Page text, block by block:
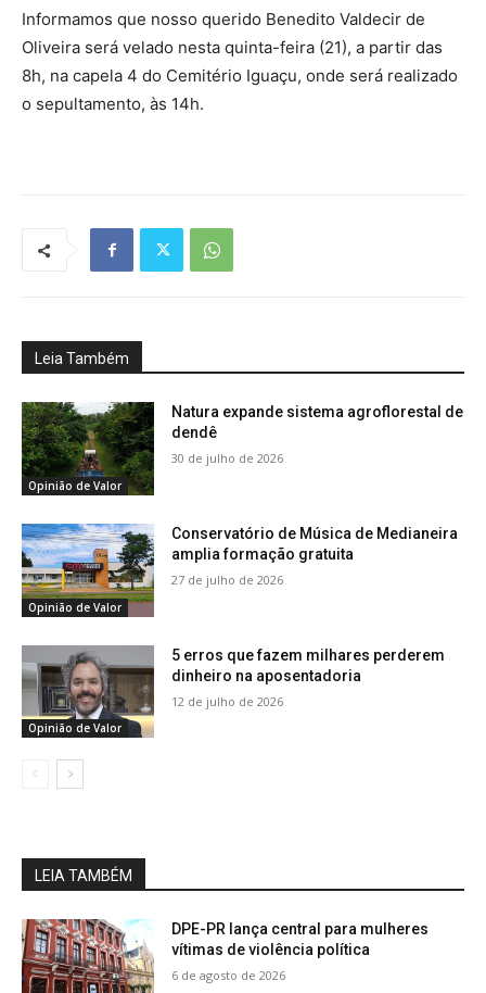
Informamos que nosso querido Benedito Valdecir de
Oliveira será velado nesta quinta-feira (21), a partir das
8h, na capela 4 do Cemitério Iguaçu, onde será realizado
o sepultamento, às 14h.
Leia Também
Opinião de Valor
Natura expande sistema agroflorestal de
dendê
30 de julho de 2026
Opinião de Valor
Conservatório de Música de Medianeira
amplia formação gratuita
27 de julho de 2026
Opinião de Valor
5 erros que fazem milhares perderem
dinheiro na aposentadoria
12 de julho de 2026
LEIA TAMBÉM
DPE-PR lança central para mulheres
vítimas de violência política
6 de agosto de 2026